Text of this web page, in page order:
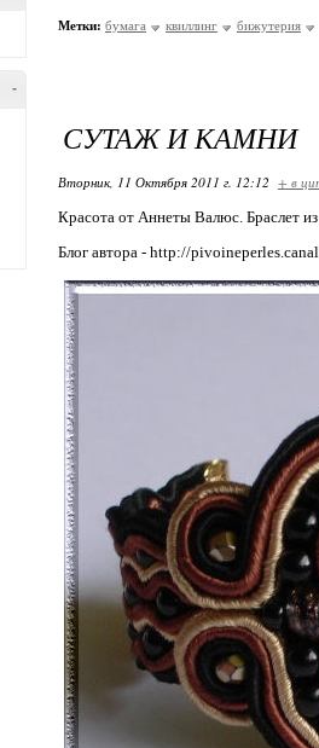
-
Метки: бумага квиллинг бижутерия
СУТАЖ И КАМНИ
Вторник, 11 Октября 2011 г. 12:12 + в
Красота от Аннеты Валюс. Браслет
Блог автора - http://